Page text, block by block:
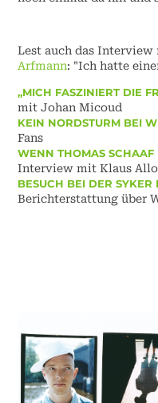
Lest auch das
Arfmann: "Ich hatte
„MICH FASZINIERT DIE
mit Johan Micoud
KEIN NORDSTURM BEI
Fans
WENN THOMAS SCHAAF
Interview mit Klaus
BESUCH BEI DER SYKER
Berichterstattung über